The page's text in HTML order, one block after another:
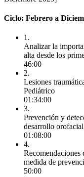
Ciclo: Febrero a
1.
Analizar la
alta desde los
46:00
2.
Lesiones
Pediátrico
01:34:00
3.
Prevención y
desarrollo
01:08:00
4.
Recomendaciones
medida de
50:00